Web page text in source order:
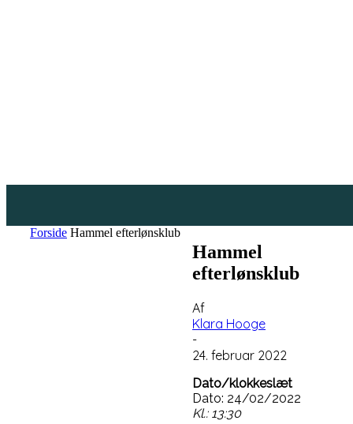
Forside Hammel efterlønsklub
Hammel
efterlønsklub
Af
Klara Hooge
-
24. februar 2022
Dato/klokkeslæt
Dato: 24/02/2022
Kl.: 13:30